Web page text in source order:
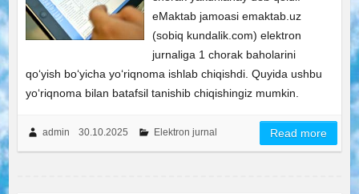
eMaktab jamoasi emaktab.uz
(sobiq kundalik.com) elektron
jurnaliga 1 chorak baholarini
qo‘yish bo‘yicha yo‘riqnoma ishlab chiqishdi. Quyida ushbu
yo‘riqnoma bilan batafsil tanishib chiqishingiz mumkin.
admin 30.10.2025 Elektron jurnal Read more